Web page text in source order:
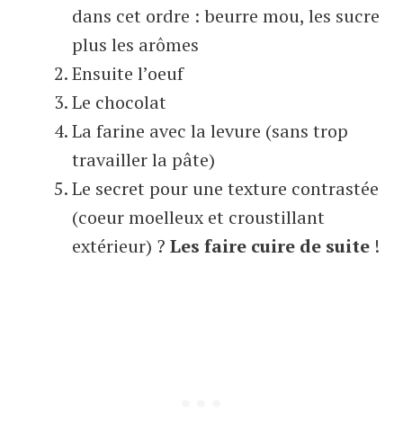
dans cet ordre : beurre mou, les sucre
plus les arômes
Ensuite l’oeuf
Le chocolat
La farine avec la levure (sans trop
travailler la pâte)
Le secret pour une texture contrastée
(coeur moelleux et croustillant
extérieur) ? Les faire cuire de suite !